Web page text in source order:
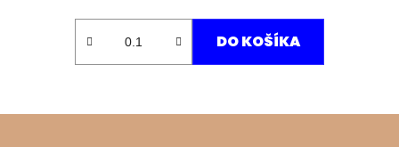
DO KOŠÍKA
Z